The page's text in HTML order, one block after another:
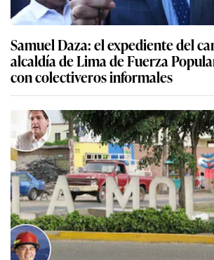
Samuel Daza: el expediente del
alcaldía de Lima de Fuerza
con colectiveros informales